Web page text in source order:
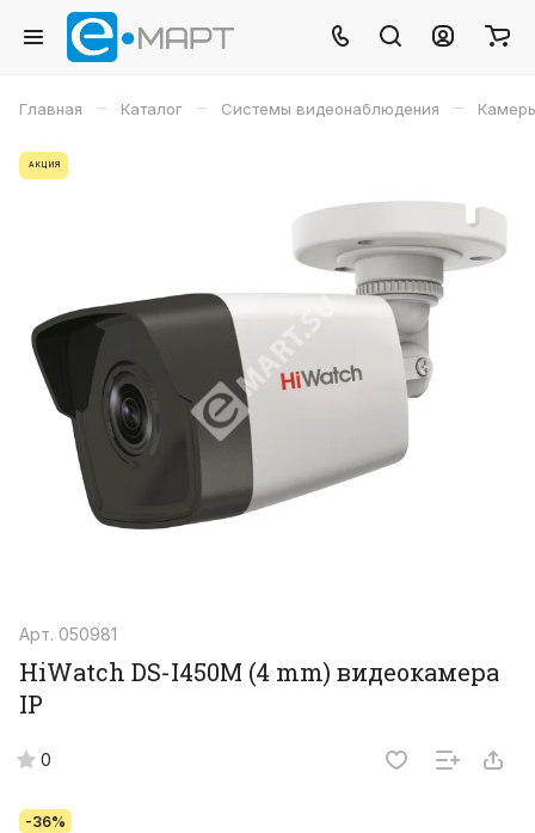
Главная – Каталог – Системы видеонаблюдения –
АКЦИЯ
Арт. 050981
HiWatch DS-I450M (4 mm) видеокамера
IP
0
-36%